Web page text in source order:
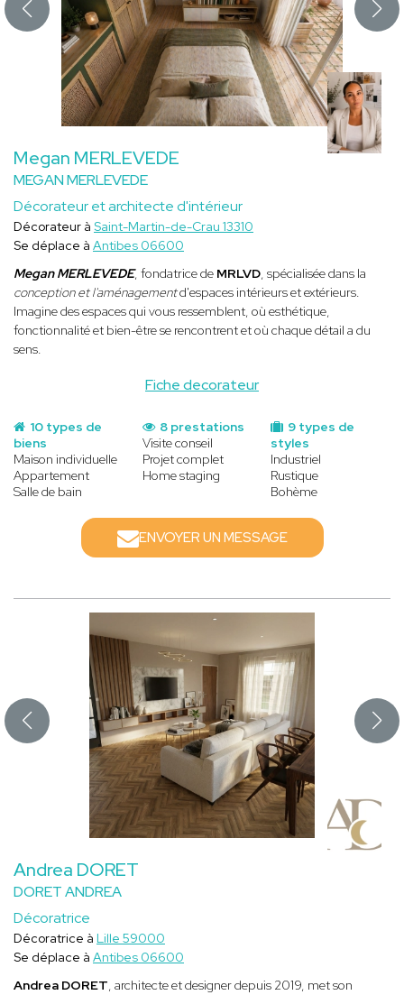
Megan MERLEVEDE
MEGAN MERLEVEDE
Décorateur et architecte d'intérieur
Fiche decorateur
Décorateur à Saint-Martin-de-Crau 13310
Se déplace à Antibes 06600
Megan MERLEVEDE, fondatrice de MRLVD, spécialisée dans la
conception et l'aménagementd'espaces intérieurs et extérieurs.
Imagine des espaces qui vous ressemblent, où esthétique,
fonctionnalité et bien-être se rencontrent et où chaque détail a du
sens.
10 types de
biens
Maison individuelle
Appartement
Salle de bain
9 types de
styles
Industriel
Rustique
Bohème
8 prestations
Visite conseil
Projet complet
Home staging
ENVOYER UN MESSAGE
Andrea DORET
DORET ANDREA
Décoratrice
Décoratrice à Lille 59000
Se déplace à Antibes 06600
Andrea DORET, architecte et designer depuis 2019, met son